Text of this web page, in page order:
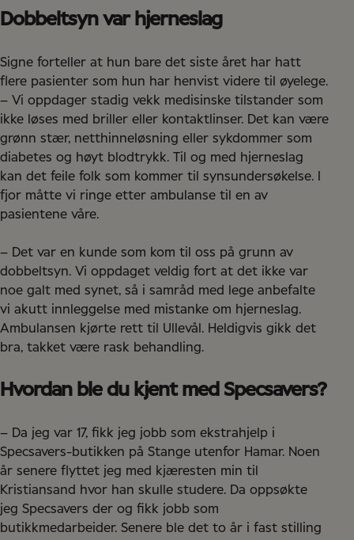
Dobbeltsyn var hjerneslag
Signe forteller at hun bare det siste året har hatt
flere pasienter som hun har henvist videre til øyelege.
– Vi oppdager stadig vekk medisinske tilstander som
ikke løses med briller eller kontaktlinser. Det kan være
grønn stær, netthinneløsning eller sykdommer som
diabetes og høyt blodtrykk. Til og med hjerneslag
kan det feile folk som kommer til synsundersøkelse. I
fjor måtte vi ringe etter ambulanse til en av
pasientene våre.
– Det var en kunde som kom til oss på grunn av
dobbeltsyn. Vi oppdaget veldig fort at det ikke var
noe galt med synet, så i samråd med lege anbefalte
vi akutt innleggelse med mistanke om hjerneslag.
Ambulansen kjørte rett til Ullevål. Heldigvis gikk det
bra, takket være rask behandling.
Hvordan ble du kjent med Specsavers?
– Da jeg var 17, fikk jeg jobb som ekstrahjelp i
Specsavers-butikken på Stange utenfor Hamar. Noen
år senere flyttet jeg med kjæresten min til
Kristiansand hvor han skulle studere. Da oppsøkte
jeg Specsavers der og fikk jobb som
butikkmedarbeider. Senere ble det to år i fast stilling